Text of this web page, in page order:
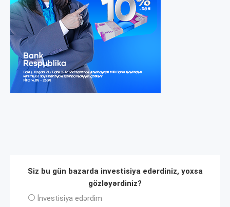
Siz bu gün bazarda investisiya edərdiniz, yoxsa
gözləyərdiniz?
İnvеstisiya edərdim